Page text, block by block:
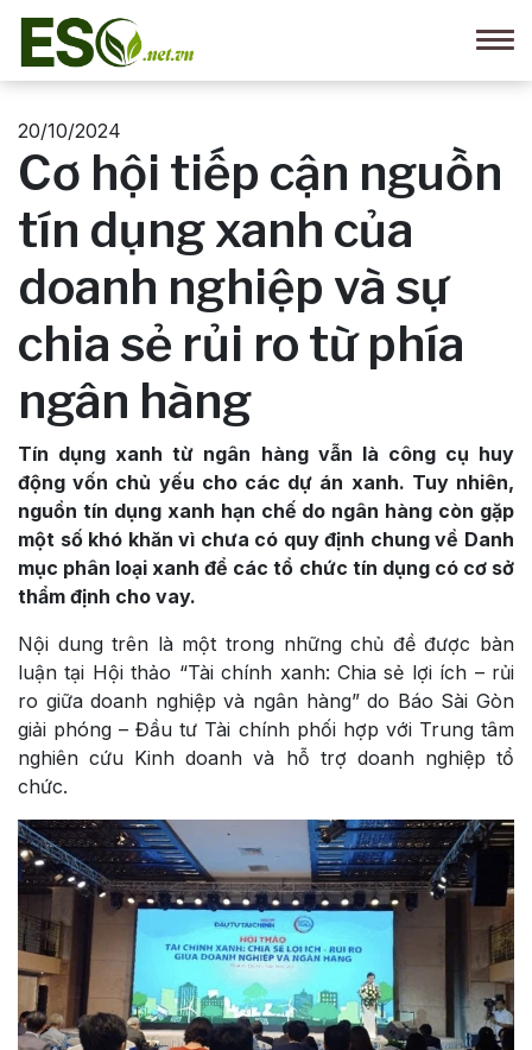
20/10/2024
Cơ hội tiếp cận nguồn
tín dụng xanh của
doanh nghiệp và sự
chia sẻ rủi ro từ phía
ngân hàng
Tín dụng xanh từ ngân hàng vẫn là công cụ huy
động vốn chủ yếu cho các dự án xanh. Tuy nhiên,
nguồn tín dụng xanh hạn chế do ngân hàng còn gặp
một số khó khăn vì chưa có quy định chung về Danh
mục phân loại xanh để các tổ chức tín dụng có cơ sở
thẩm định cho vay.
Nội dung trên là một trong những chủ đề được bàn
luận tại Hội thảo “Tài chính xanh: Chia sẻ lợi ích – rủi
ro giữa doanh nghiệp và ngân hàng” do Báo Sài Gòn
giải phóng – Đầu tư Tài chính phối hợp với Trung tâm
nghiên cứu Kinh doanh và hỗ trợ doanh nghiệp tổ
chức.